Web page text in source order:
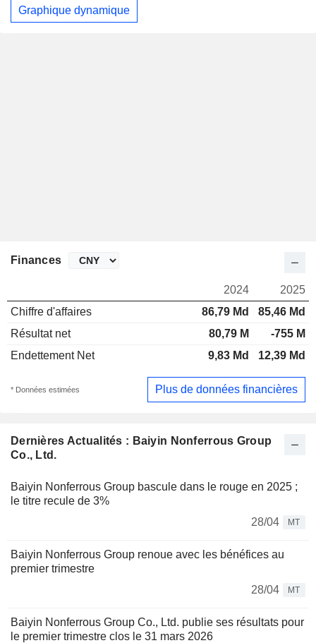
Graphique dynamique
Dernières Actualités : Baiyin Nonferrous Group
Co., Ltd.
Baiyin Nonferrous Group bascule dans le rouge en 2025 ;
le titre recule de 3%
28/04
MT
Baiyin Nonferrous Group renoue avec les bénéfices au
premier trimestre
28/04
MT
Baiyin Nonferrous Group Co., Ltd. publie ses résultats pour
le premier trimestre clos le 31 mars 2026
Finances
2024
2025
Chiffre d'affaires
86,79 Md
85,46 Md
Résultat net
80,79 M
-755 M
Endettement Net
9,83 Md 12,39 Md
* Données estimées Plus de données financières